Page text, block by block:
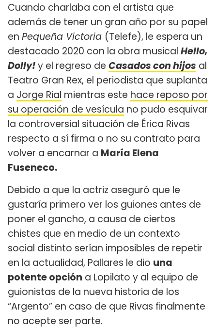
Cuando charlaba con el artista que
además de tener un gran año por su papel
en Pequeña Victoria (Telefe), le espera un
destacado 2020 con la obra musical Hello,
Dolly!y el regreso de Casados con hijos al
Teatro Gran Rex, el periodista que suplanta
a Jorge Rial mientras este hace reposo por
su operación de vesícula no pudo esquivar
la controversial situación de Érica Rivas
respecto a sí firma o no su contrato para
volver a encarnar a María Elena
Fuseneco.
Debido a que la actriz aseguró que le
gustaría primero ver los guiones antes de
poner el gancho, a causa de ciertos
chistes que en medio de un contexto
social distinto serían imposibles de repetir
en la actualidad, Pallares le dio una
potente opción a Lopilato y al equipo de
guionistas de la nueva historia de los
“Argento” en caso de que Rivas finalmente
no acepte ser parte.